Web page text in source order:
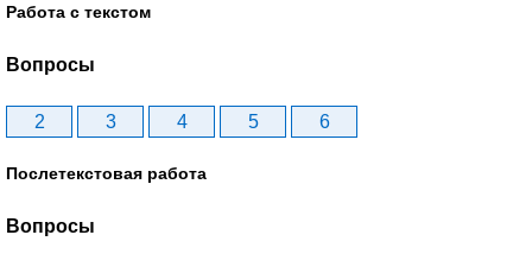
Работа с текстом
Вопросы
2 3 4 5 6
Послетекстовая работа
Вопросы